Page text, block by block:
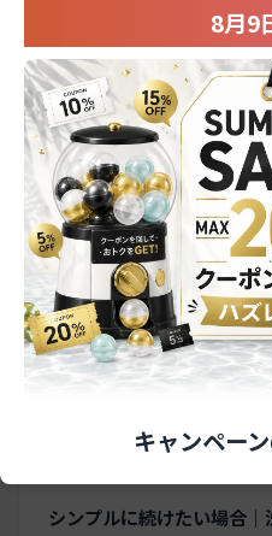
ボディソープやハンド
これらは乾燥や肌あれの
きるところから見直して
洗顔後に保湿が
つのケア方法
なぜ保湿が必要？
い状態です。そのまま放
肌の不安定さにつながる
シンプルに続けたい場合
8月9
キャンペー